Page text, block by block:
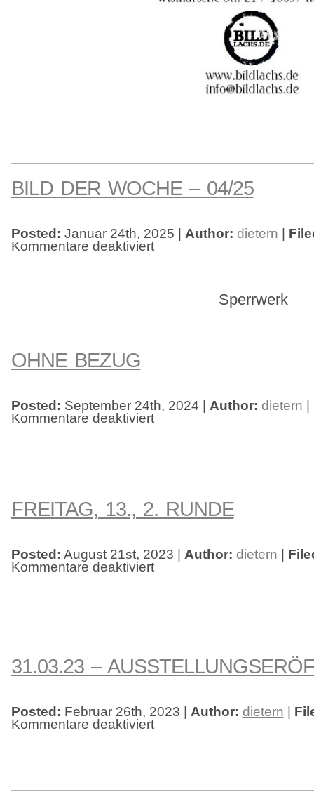
BILD DER WOCHE – 04/25
Posted: Januar 24th, 2025 | Author: dietern
Kommentare deaktiviertfür
Bild
Sperrwerk
OHNE BEZUG
Posted: September 24th, 2024 | Author: dietern
Kommentare deaktiviertfür
Ohne
FREITAG, 13., 2. RUNDE
Posted: August 21st, 2023 | Author: dietern
Kommentare deaktiviertfür
Freitag,
31.03.23 –
Posted: Februar 26th, 2023 | Author: dietern
Kommentare deaktiviertfür
31.03.23